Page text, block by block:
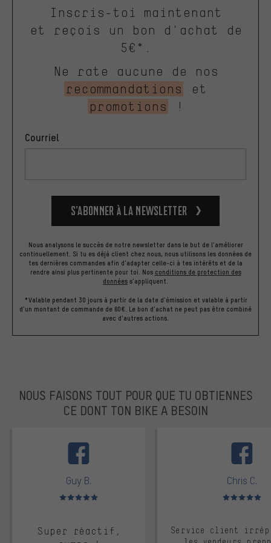
Inscris-toi maintenant
et reçois un bon d'achat de
5€*.
Ne rate aucune de nos
recommandations
et
promotions
!
Courriel
S’abonner à la newsletter
Nous analysons le succès de notre newsletter dans le but de l'améliorer
continuellement. Si tu es déjà client chez nous, nous utilisons les données de
tes dernières commandes afin d'adapter celle-ci à tes intérêts et de la
rendre ainsi plus pertinente pour toi. Nos conditions de protection des
données s'appliquent.
*Valable pendant 30 jours à partir de la date d'émission et valable à partir
d'un montant de commande de 60€. Le bon d'achat ne peut pas être combiné
avec d'autres actions.
NOUS FAISONS TOUT POUR QUE TU OBTIENNES
CE DONT TON BIKE A BESOIN
Guy B.
Note moyenne : 5 sur 5
Super réactif,
Chris C.
Note moyenne :
Service client